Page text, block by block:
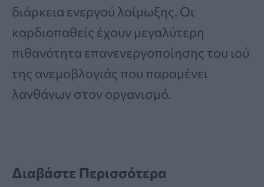
διάρκεια ενεργού λοίμωξης. Οι
καρδιοπαθείς έχουν μεγαλύτερη
πιθανότητα επανενεργοποίησης του ιού
της ανεμοβλογιάς που παραμένει
λανθάνων στον οργανισμό.
Διαβάστε Περισσότερα